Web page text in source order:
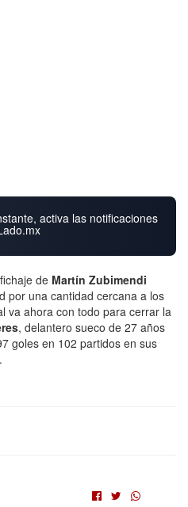
activa las notificaciones
de Martín Zubimendi
por una cantidad cercana a los
va ahora con todo para cerrar la
, delantero sueco de 27 años
goles en 102 partidos en sus